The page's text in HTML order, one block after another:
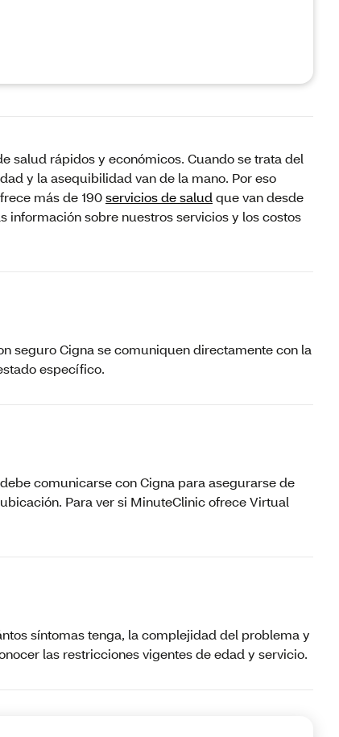
salud rápidos y económicos. Cuando se trata del
y la asequibilidad van de la mano. Por eso
más de 190servicios de saludque van desde
información sobre nuestros servicios y los costos
seguro Cigna se comuniquen directamente con la
específico.
comunicarse con Cigna para asegurarse de
Para ver si MinuteClinic ofrece Virtual
síntomas tenga, la complejidad del problema y
las restricciones vigentes de edad y servicio.